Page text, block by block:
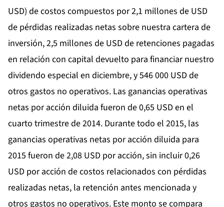
USD) de costos compuestos por 2,1 millones de USD
de pérdidas realizadas netas sobre nuestra cartera de
inversión, 2,5 millones de USD de retenciones pagadas
en relación con capital devuelto para financiar nuestro
dividendo especial en diciembre, y 546 000 USD de
otros gastos no operativos. Las ganancias operativas
netas por acción diluida fueron de 0,65 USD en el
cuarto trimestre de 2014. Durante todo el 2015, las
ganancias operativas netas por acción diluida para
2015 fueron de 2,08 USD por acción, sin incluir 0,26
USD por acción de costos relacionados con pérdidas
realizadas netas, la retención antes mencionada y
otros gastos no operativos. Este monto se compara